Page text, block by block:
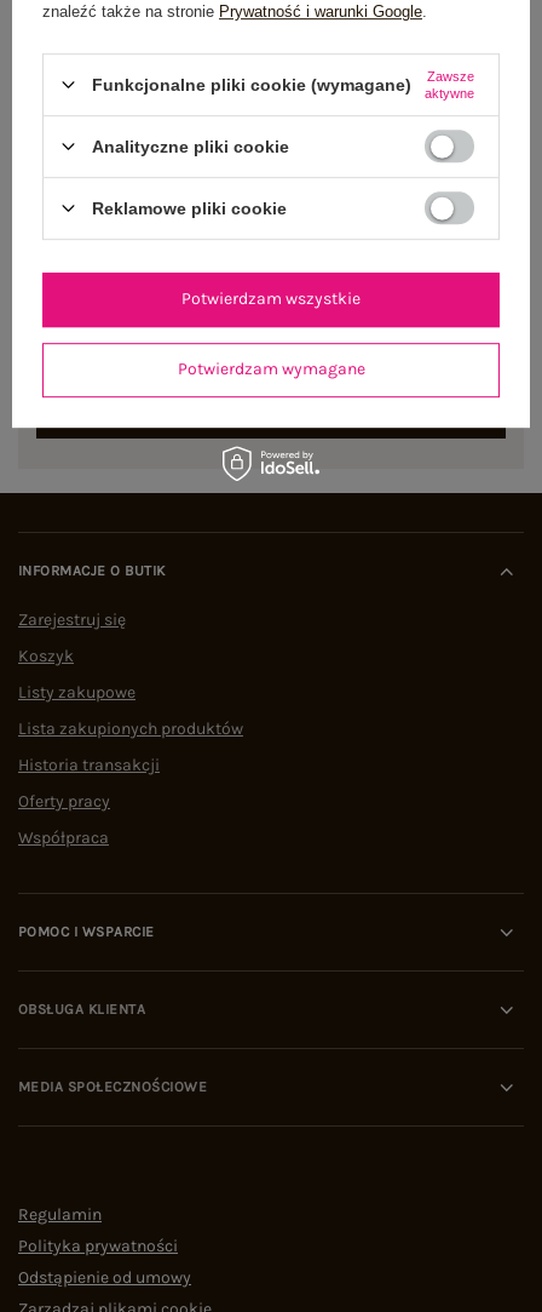
Centrum Logistyczne Nadarzyn
Dostępny
NEWSLETTER
Zapisz się do naszego newslettera i otrzymaj 15% zniżki na
pierwsze zamówienie
INFORMACJE O BUTIK
Zarejestruj się
Koszyk
Listy zakupowe
Lista zakupionych produktów
Historia transakcji
Oferty pracy
Współpraca
POMOC I WSPARCIE
OBSŁUGA KLIENTA
MEDIA SPOŁECZNOŚCIOWE
Regulamin
Polityka prywatności
Odstąpienie od umowy
znaleźć także na stronie Prywatność i warunki Google
Funkcjonalne pliki cookie (wymagane)
Zawsze
aktywne
Analityczne pliki cookie
Reklamowe pliki cookie
Potwierdzam wymagane
Potwierdzam wszystkie